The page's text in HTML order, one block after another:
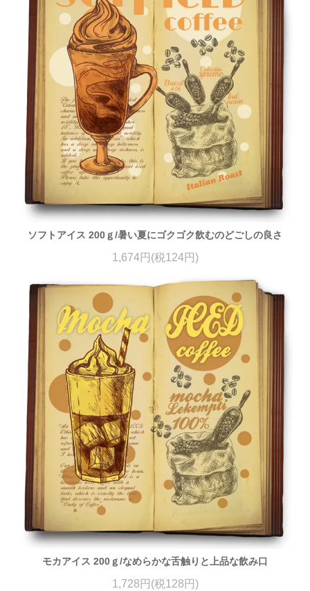
ソフトアイス 200ｇ/暑い夏にゴクゴク飲むのどごしの良さ
1,674円(税124円)
モカアイス 200ｇ/なめらかな舌触りと上品な飲み口
1,728円(税128円)